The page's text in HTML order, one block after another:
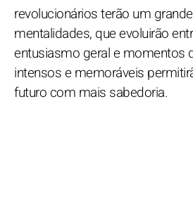
revolucionários terão um
mentalidades, que evoluirão
entusiasmo geral e momentos
intensos e memoráveis
futuro com mais sabedoria.